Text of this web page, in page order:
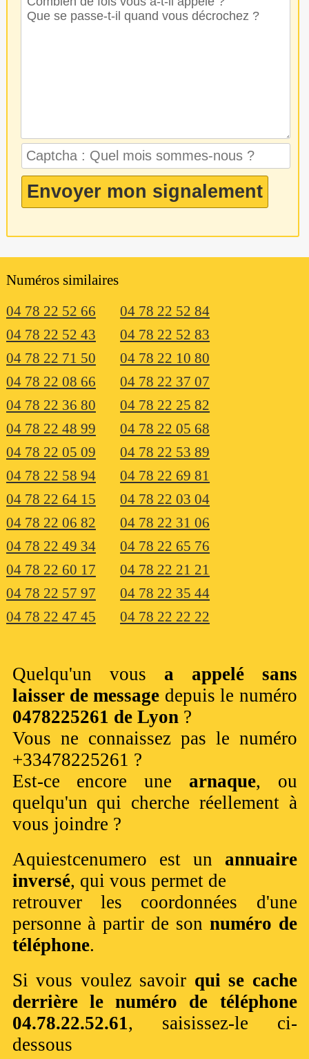
Numéros similaires
04 78 22 52 66
04 78 22 52 84
04 78 22 52 43
04 78 22 52 83
04 78 22 71 50
04 78 22 10 80
04 78 22 08 66
04 78 22 37 07
04 78 22 36 80
04 78 22 25 82
04 78 22 48 99
04 78 22 05 68
04 78 22 05 09
04 78 22 53 89
04 78 22 58 94
04 78 22 69 81
04 78 22 64 15
04 78 22 03 04
04 78 22 06 82
04 78 22 31 06
04 78 22 49 34
04 78 22 65 76
04 78 22 60 17
04 78 22 21 21
04 78 22 57 97
04 78 22 35 44
04 78 22 47 45
04 78 22 22 22
Quelqu'un vous a appelé sans
laisser de message depuis le numéro
0478225261 de Lyon?
Vous ne connaissez pas le numéro
+33478225261 ?
Est-ce encore une arnaque, ou
quelqu'un qui cherche réellement à
vous joindre ?
Aquiestcenumero est un annuaire
inversé, qui vous permet de
retrouver les coordonnées d'une
personne à partir de son numéro de
téléphone.
Si vous voulez savoir qui se cache
derrière le numéro de téléphone
04.78.22.52.61, saisissez-le ci-
dessous